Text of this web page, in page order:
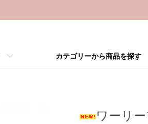
カテゴリーから商品を探す
ワーリ